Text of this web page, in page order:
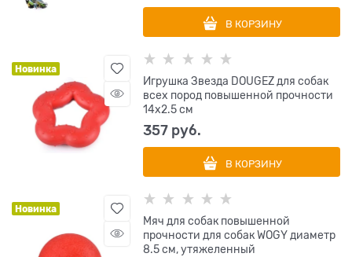
В КОРЗИНУ
Новинка
Игрушка Звезда DOUGEZ для собак
всех пород повышенной прочности
14х2.5 см
357 руб.
В КОРЗИНУ
Новинка
Мяч для собак повышенной
прочности для собак WOGY диаметр
8.5 см, утяжеленный